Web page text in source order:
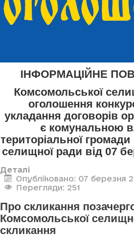
ІНФОРМАЦІЙНЕ
Комсомольської
оголошення
укладання договорів
є комунальною
територіальної
селищної ради від 07
Деталі
Опубліковано: 07 березня
Перегляди: 251
Про скликання
Комсомольської
скликання